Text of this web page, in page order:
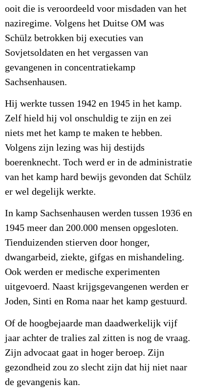
ooit die is veroordeeld voor misdaden van het
naziregime. Volgens het Duitse OM was
Schülz betrokken bij executies van
Sovjetsoldaten en het vergassen van
gevangenen in concentratiekamp
Sachsenhausen.
Hij werkte tussen 1942 en 1945 in het kamp.
Zelf hield hij vol onschuldig te zijn en zei
niets met het kamp te maken te hebben.
Volgens zijn lezing was hij destijds
boerenknecht. Toch werd er in de administratie
van het kamp hard bewijs gevonden dat Schülz
er wel degelijk werkte.
In kamp Sachsenhausen werden tussen 1936 en
1945 meer dan 200.000 mensen opgesloten.
Tienduizenden stierven door honger,
dwangarbeid, ziekte, gifgas en mishandeling.
Ook werden er medische experimenten
uitgevoerd. Naast krijgsgevangenen werden er
Joden, Sinti en Roma naar het kamp gestuurd.
Of de hoogbejaarde man daadwerkelijk vijf
jaar achter de tralies zal zitten is nog de vraag.
Zijn advocaat gaat in hoger beroep. Zijn
gezondheid zou zo slecht zijn dat hij niet naar
de gevangenis kan.